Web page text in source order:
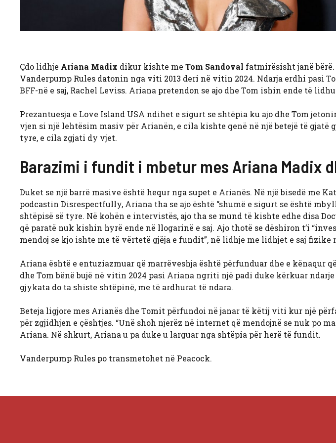
Çdo lidhje Ariana Madix dikur kishte me Tom Sandoval fatmirësisht janë
Vanderpump Rules datonin nga viti 2013 deri në vitin 2024. Ndarja erdhi pasi
BFF-në e saj, Rachel Leviss. Ariana pretendon se ajo dhe Tom ishin ende të
Prezantuesja e Love Island USA ndihet e sigurt se shtëpia ku ajo dhe Tom
vjen si një lehtësim masiv për Arianën, e cila kishte qenë në një betejë të gjatë
tyre, e cila zgjati dy vjet.
Barazimi i fundit i mbetur mes Ariana Madix
Duket se një barrë masive është hequr nga supet e Arianës. Në një bisedë me
podcastin Disrespectfully, Ariana tha se ajo është “shumë e sigurt se është
shtëpisë së tyre. Në kohën e intervistës, ajo tha se mund të kishte edhe disa
që paratë nuk kishin hyrë ende në llogarinë e saj. Ajo thotë se dëshiron t’i
mendoj se kjo ishte me të vërtetë gjëja e fundit”, në lidhje me lidhjet e saj fizike
Ariana është e entuziazmuar që marrëveshja është përfunduar dhe e kënaqur
dhe Tom bënë bujë në vitin 2024 pasi Ariana ngriti një padi duke kërkuar
gjykata do ta shiste shtëpinë, me të ardhurat të ndara.
Beteja ligjore mes Arianës dhe Tomit përfundoi në janar të këtij viti kur një
për zgjidhjen e çështjes. “Unë shoh njerëz në internet që mendojnë se nuk po
Ariana. Në shkurt, Ariana u pa duke u larguar nga shtëpia për herë të fundit.
Vanderpump Rules po transmetohet në Peacock.